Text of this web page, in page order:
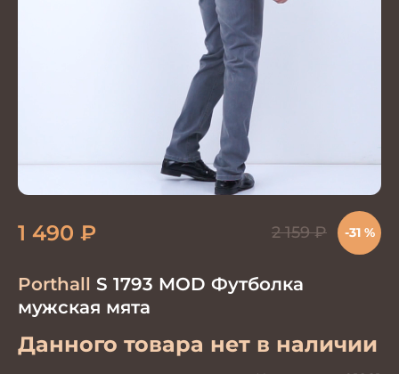
Porthall S 1793 MOD Футболка
мужская мята
Данного товара нет в наличии
1 490 ₽ 2 159₽ -31 %